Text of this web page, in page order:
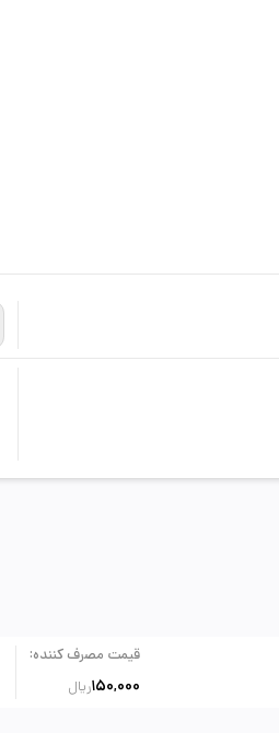
قیمت مصرف کننده:
150,000ریال